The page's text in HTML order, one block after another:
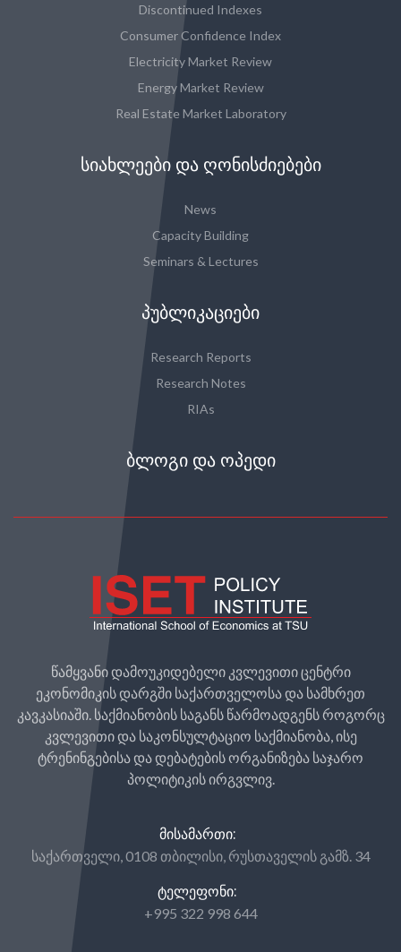
Discontinued Indexes
Consumer Confidence Index
Electricity Market Review
Energy Market Review
Real Estate Market Laboratory
ᲡᲘᲐᲮᲚᲔᲔᲑᲘ ᲓᲐ ᲦᲝᲜᲘᲡᲫᲘᲔᲑᲔᲑᲘ
News
Capacity Building
Seminars & Lectures
ᲞᲣᲑᲚᲘᲙᲐᲪᲘᲔᲑᲘ
Research Reports
Research Notes
RIAs
ᲑᲚᲝᲒᲘ ᲓᲐ ᲝᲞᲔᲓᲘ
წამყვანი დამოუკიდებელი კვლევითი ცენტრი
ეკონომიკის დარგში საქართველოსა და სამხრეთ
კავკასიაში. საქმიანობის საგანს წარმოადგენს როგორც
კვლევითი და საკონსულტაციო საქმიანობა, ისე
ტრენინგებისა და დებატების ორგანიზება საჯარო
პოლიტიკის ირგვლივ.
ᲛᲘᲡᲐᲛᲐᲠᲗᲘ:
საქართველი, 0108 თბილისი, რუსთაველის გამზ. 34
ᲢᲔᲚᲔᲤᲝᲜᲘ:
+995 322 998 644